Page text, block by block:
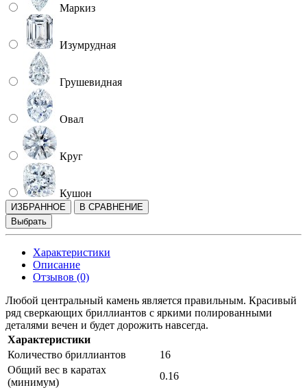
Маркиз
Изумрудная
Грушевидная
Овал
Круг
Кушон
ИЗБРАННОЕ
В СРАВНЕНИЕ
Выбрать
Характеристики
Описание
Отзывов (0)
Любой центральный камень является правильным. Красивый
ряд сверкающих бриллиантов с яркими полированными
деталями вечен и будет дорожить навсегда.
Характеристики
Количество бриллиантов
16
Общий вес в каратах
(минимум)
0.16